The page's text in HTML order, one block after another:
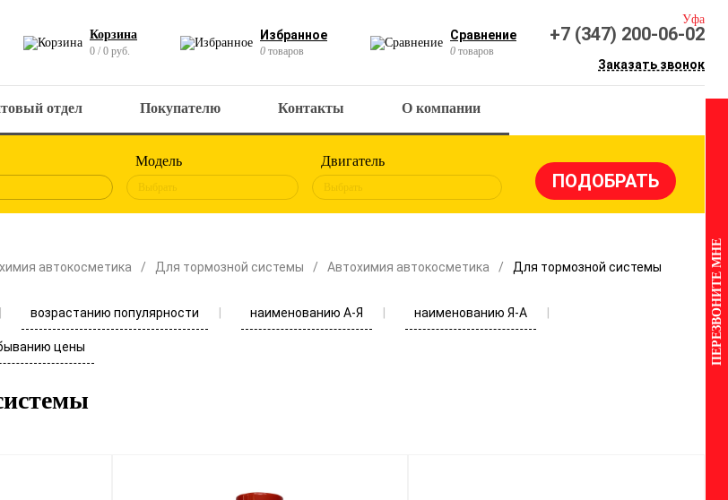
Корзина
0 / 0 руб.
Избранное
0 товаров
Сравнение
0 товаров
Уфа
+7 (347) 200-06-02
Заказать звонок
отдел Покупателю Контакты О компании
Модель
Выбрать
Двигатель
Выбрать
автокосметика Для тормозной системы Автохимия автокосметика Для тормозной системы
возрастанию популярности наименованию А-Я наименованию Я-А
цены ПЕРЕЗВОНИТЕ МНЕ